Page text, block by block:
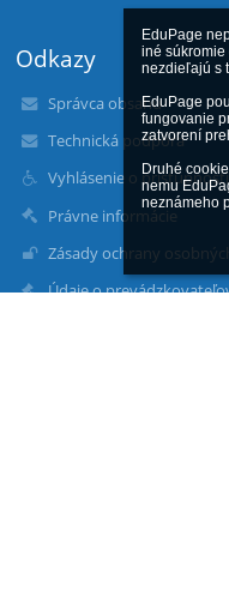
EduPage
iné
nezdieľajú s
EduPage
fungovanie
zatvorení
Druhé
nemu
neznámeho
Odkazy
Správca obsahu
Technická podpora
Vyhlásenie o prístupnosti
Právne informácie
Zásady ochrany
Údaje o